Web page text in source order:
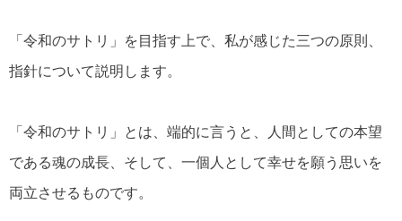
「令和のサトリ」を目指す上で、私が感じた三つの原則、
指針について説明します。
「令和のサトリ」とは、端的に言うと、人間としての本望
である魂の成長、そして、一個人として幸せを願う思いを
両立させるものです。